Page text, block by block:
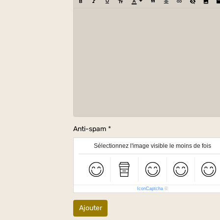
Anti-spam
Sélectionnez l'image visible le moins de fois
IconCaptcha ©
Ajouter